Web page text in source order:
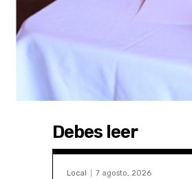
Debes leer
Local 7 agosto, 2026